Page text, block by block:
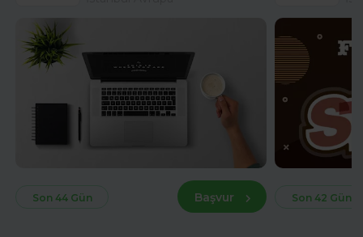
Son 44 Gün Başvur Son 42 Gün